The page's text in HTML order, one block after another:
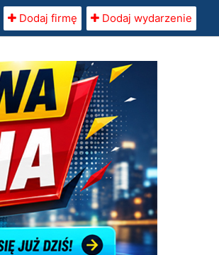
Dodaj firmę Dodaj wydarzenie